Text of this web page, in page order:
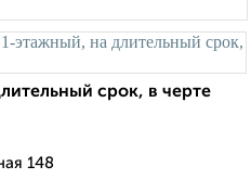
срок, в черте
148